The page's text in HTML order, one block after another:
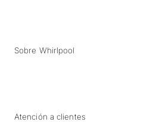
Sobre Whirlpool
Atención a clientes